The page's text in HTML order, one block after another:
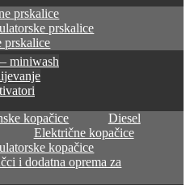
prskalice
prskalice
prskalice
miniwash
kopačice
Diesel
Električne kopačice
kopačice
i dodatna oprema za